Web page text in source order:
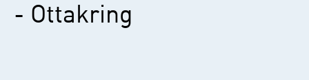
- Ottakring